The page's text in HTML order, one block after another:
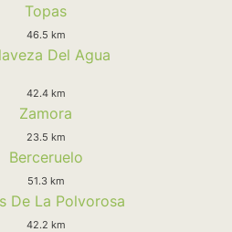
Topas
46.5 km
Del Agua
42.4 km
Zamora
23.5 km
Berceruelo
51.3 km
De La Polvorosa
42.2 km